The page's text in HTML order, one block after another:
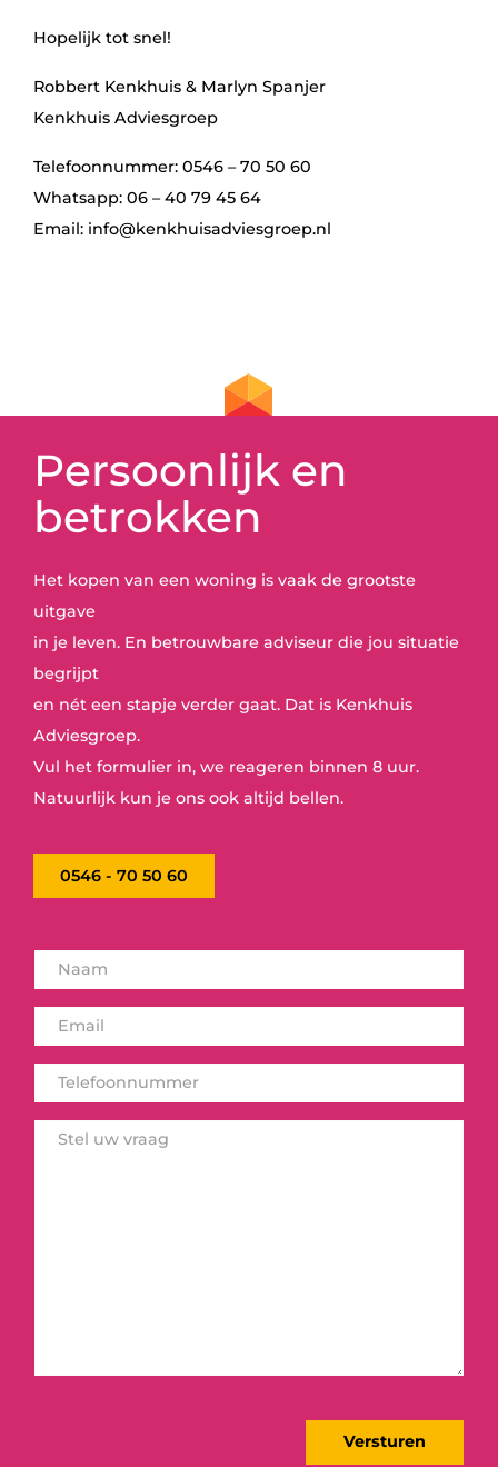
Hopelijk tot snel!
Robbert Kenkhuis & Marlyn Spanjer
Kenkhuis Adviesgroep
Telefoonnummer: 0546 – 70 50 60
Whatsapp: 06 – 40 79 45 64
Email: info@kenkhuisadviesgroep.nl
Persoonlijk en
betrokken
Het kopen van een woning is vaak de grootste
uitgave
in je leven. En betrouwbare adviseur die jou situatie
begrijpt
en nét een stapje verder gaat. Dat is Kenkhuis
Adviesgroep.
Vul het formulier in, we reageren binnen 8 uur.
Natuurlijk kun je ons ook altijd bellen.
0546 - 70 50 60
Versturen